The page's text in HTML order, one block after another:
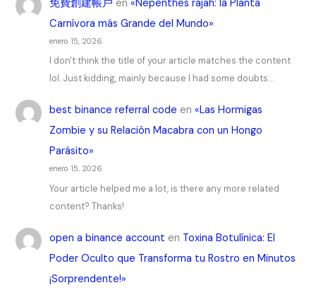
免費創建帳戶 en «Nepenthes rajah: la Planta
Carnívora más Grande del Mundo»
enero 15, 2026
I don't think the title of your article matches the content
lol. Just kidding, mainly because I had some doubts…
best binance referral code en «Las Hormigas
Zombie y su Relación Macabra con un Hongo
Parásito»
enero 15, 2026
Your article helped me a lot, is there any more related
content? Thanks!
open a binance account en Toxina Botulínica: El
Poder Oculto que Transforma tu Rostro en Minutos
¡Sorprendente!»